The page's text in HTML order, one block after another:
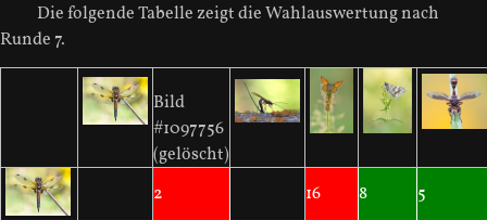
Die folgende Tabelle zeigt die Wahlauswertung nach
Runde 7.
Bild
#1097756
(gelöscht)
2
16 8
5